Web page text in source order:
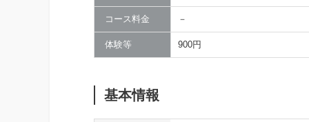
コース料金 －
体験等 900円
基本情報